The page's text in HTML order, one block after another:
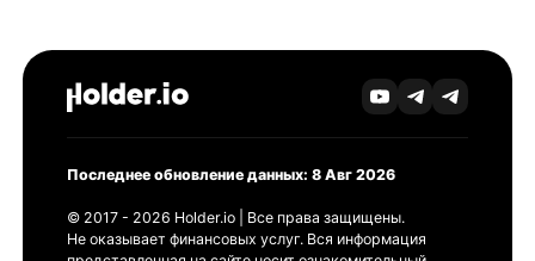
Последнее обновление данных: 8 Авг 2026
© 2017 - 2026 Holder.io | Все права защищены.
Не оказывает финансовых услуг. Вся информация